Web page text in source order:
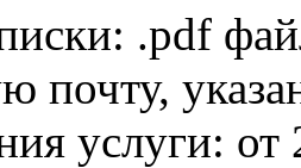
.pdf
почту,
услуги: от